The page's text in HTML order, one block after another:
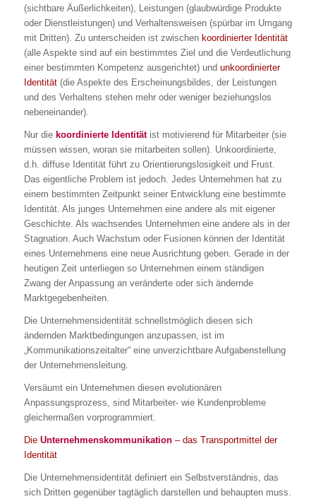
(sichtbare Äußerlichkeiten), Leistungen (glaubwürdige Produkte
oder Dienstleistungen) und Verhaltensweisen (spürbar im Umgang
mit Dritten). Zu unterscheiden ist zwischen koordinierter Identität
(alle Aspekte sind auf ein bestimmtes Ziel und die Verdeutlichung
einer bestimmten Kompetenz ausgerichtet) und unkoordinierter
Identität(die Aspekte des Erscheinungsbildes, der Leistungen
und des Verhaltens stehen mehr oder weniger beziehungslos
nebeneinander).
Nur die koordinierte Identitätist motivierend für Mitarbeiter (sie
müssen wissen, woran sie mitarbeiten sollen). Unkoordinierte,
d.h. diffuse Identität führt zu Orientierungslosigkeit und Frust.
Das eigentliche Problem ist jedoch. Jedes Unternehmen hat zu
einem bestimmten Zeitpunkt seiner Entwicklung eine bestimmte
Identität. Als junges Unternehmen eine andere als mit eigener
Geschichte. Als wachsendes Unternehmen eine andere als in der
Stagnation. Auch Wachstum oder Fusionen können der Identität
eines Unternehmens eine neue Ausrichtung geben. Gerade in der
heutigen Zeit unterliegen so Unternehmen einem ständigen
Zwang der Anpassung an veränderte oder sich ändernde
Marktgegebenheiten.
Die Unternehmensidentität schnellstmöglich diesen sich
ändernden Marktbedingungen anzupassen, ist im
„Kommunikationszeitalter“ eine unverzichtbare Aufgabenstellung
der Unternehmensleitung.
Versäumt ein Unternehmen diesen evolutionären
Anpassungsprozess, sind Mitarbeiter- wie Kundenprobleme
gleichermaßen vorprogrammiert.
Die Unternehmenskommunikation– das Transportmittel der
Identität
Die Unternehmensidentität definiert ein Selbstverständnis, das
sich Dritten gegenüber tagtäglich darstellen und behaupten muss.